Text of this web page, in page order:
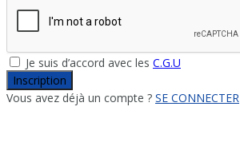
Je suis d’accord avec les C.G.U
Inscription
Vous avez déjà un compte ? SE CONNECTER